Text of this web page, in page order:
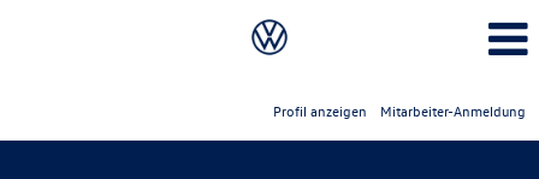
Profil anzeigen Mitarbeiter-Anmeldung